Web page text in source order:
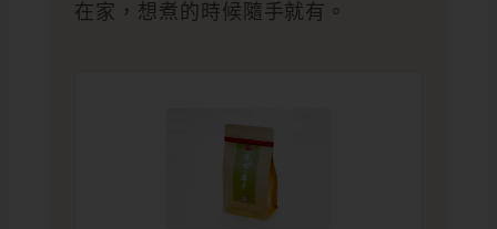
在家，想煮的時候隨手就有。